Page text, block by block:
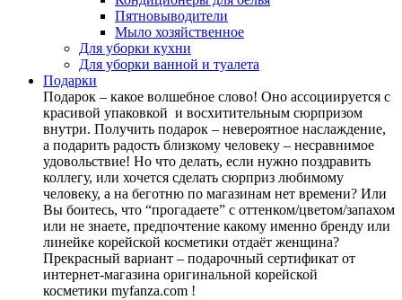
Пятновыводители
Мыло хозяйственное
Для уборки кухни
Для уборки ванной и туалета
Подарки
Подарок – какое волшебное слово! Оно ассоциируется с
красивой упаковкой и восхитительным сюрпризом
внутри. Получить подарок – невероятное наслаждение,
а подарить радость близкому человеку – несравнимое
удовольствие! Но что делать, если нужно поздравить
коллегу, или хочется сделать сюрприз любимому
человеку, а на беготню по магазинам нет времени? Или
Вы боитесь, что “прогадаете” с оттенком/цветом/запахом
или не знаете, предпочтение какому именно бренду или
линейке корейской косметики отдаёт женщина?
Прекрасный вариант – подарочный сертификат от
интернет-магазина оригинальной корейской
косметики myfanza.com !